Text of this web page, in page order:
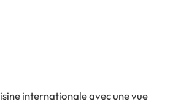
internationale avec une vue